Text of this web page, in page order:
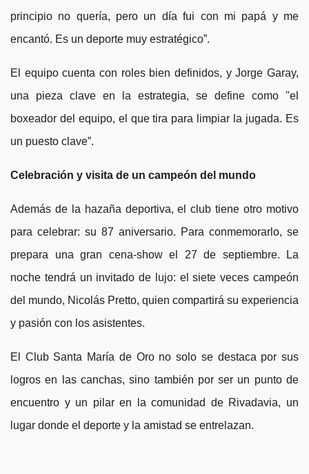
principio no quería, pero un día fui con mi papá y me
encantó. Es un deporte muy estratégico”.
El equipo cuenta con roles bien definidos, y Jorge Garay,
una pieza clave en la estrategia, se define como "el
boxeador del equipo, el que tira para limpiar la jugada. Es
un puesto clave”.
Celebración y visita de un campeón del mundo
Además de la hazaña deportiva, el club tiene otro motivo
para celebrar: su 87 aniversario. Para conmemorarlo, se
prepara una gran cena-show el 27 de septiembre. La
noche tendrá un invitado de lujo: el siete veces campeón
del mundo, Nicolás Pretto, quien compartirá su experiencia
y pasión con los asistentes.
El Club Santa María de Oro no solo se destaca por sus
logros en las canchas, sino también por ser un punto de
encuentro y un pilar en la comunidad de Rivadavia, un
lugar donde el deporte y la amistad se entrelazan.